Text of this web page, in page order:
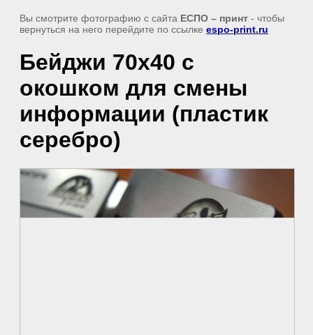
Вы смотрите фотографию с сайта ЕСПО – принт - чтобы
вернуться на него перейдите по ссылке espo-print.ru
Бейджи 70х40 с
окошком для смены
информации (пластик
серебро)